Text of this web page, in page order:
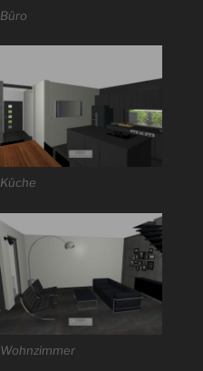
Büro
Küche
Wohnzimmer